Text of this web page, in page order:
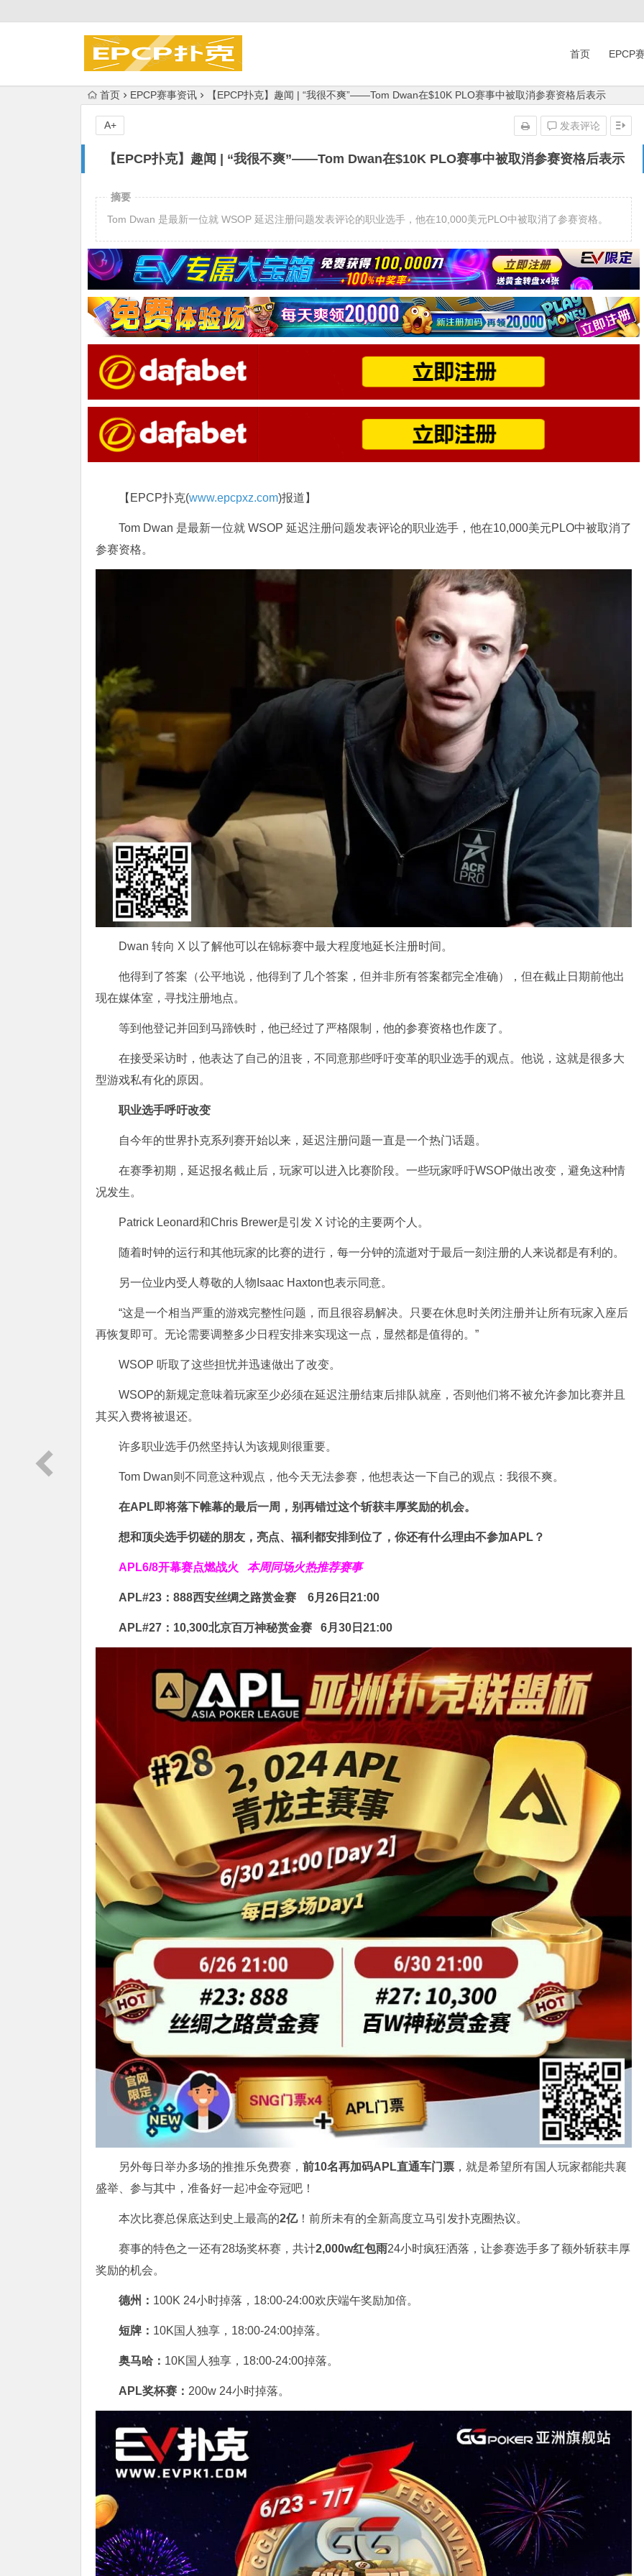
首页 EPCP
首页 EPCP赛事资讯 【EPCP扑克】趣闻 | “我很不爽”——Tom Dwan在$10K PLO赛事中被取消参赛资格后表示
【EPCP扑克】趣闻 | “我很不爽”——Tom Dwan在$10K PLO赛事中被取消参赛资格后表示
发表评论
A+
摘要
Tom Dwan 是最新一位就 WSOP 延迟注册问题发表评论的职业选手，他在10,000美元PLO中被取消了参赛资格。
【EPCP扑克(www.epcpxz.com)报道】
Tom Dwan 是最新一位就 WSOP 延迟注册问题发表评论的职业选手，他在10,000美元PLO中被取消了
参赛资格。
Dwan 转向 X 以了解他可以在锦标赛中最大程度地延长注册时间。
他得到了答案（公平地说，他得到了几个答案，但并非所有答案都完全准确），但在截止日期前他出
现在媒体室，寻找注册地点。
等到他登记并回到马蹄铁时，他已经过了严格限制，他的参赛资格也作废了。
在接受采访时，他表达了自己的沮丧，不同意那些呼吁变革的职业选手的观点。他说，这就是很多大
型游戏私有化的原因。
职业选手呼吁改变
自今年的世界扑克系列赛开始以来，延迟注册问题一直是一个热门话题。
在赛季初期，延迟报名截止后，玩家可以进入比赛阶段。一些玩家呼吁WSOP做出改变，避免这种情
况发生。
Patrick Leonard和Chris Brewer是引发 X 讨论的主要两个人。
随着时钟的运行和其他玩家的比赛的进行，每一分钟的流逝对于最后一刻注册的人来说都是有利的。
另一位业内受人尊敬的人物Isaac Haxton也表示同意。
“这是一个相当严重的游戏完整性问题，而且很容易解决。只要在休息时关闭注册并让所有玩家入座后
再恢复即可。无论需要调整多少日程安排来实现这一点，显然都是值得的。”
WSOP 听取了这些担忧并迅速做出了改变。
WSOP的新规定意味着玩家至少必须在延迟注册结束后排队就座，否则他们将不被允许参加比赛并且
其买入费将被退还。
许多职业选手仍然坚持认为该规则很重要。
Tom Dwan则不同意这种观点，他今天无法参赛，他想表达一下自己的观点：我很不爽。
在APL即将落下帷幕的最后一周，别再错过这个斩获丰厚奖励的机会。
想和顶尖选手切磋的朋友，亮点、福利都安排到位了，你还有什么理由不参加APL？
APL6/8开幕赛点燃战火 本周同场火热推荐赛事
APL#23：888西安丝绸之路赏金赛 6月26日21:00
APL#27：10,300北京百万神秘赏金赛 6月30日21:00
另外每日举办多场的推推乐免费赛， 前10名再加码APL直通车门票 ，就是希望所有国人玩家都能共襄
盛举、参与其中，准备好一起冲金夺冠吧！
本次比赛总保底达到史上最高的2亿！前所未有的全新高度立马引发扑克圈热议。
赛事的特色之一还有28场奖杯赛，共计2,000w红包雨24小时疯狂洒落，让参赛选手多了额外斩获丰厚
奖励的机会。
德州： 100K 24小时掉落， 18:00-24:00欢庆端午奖励加倍。
短牌： 10K国人独享，18:00-24:00掉落。
奥马哈 ： 10K国人独享，18:00-24:00掉落。
APL奖杯赛： 200w 24小时掉落。